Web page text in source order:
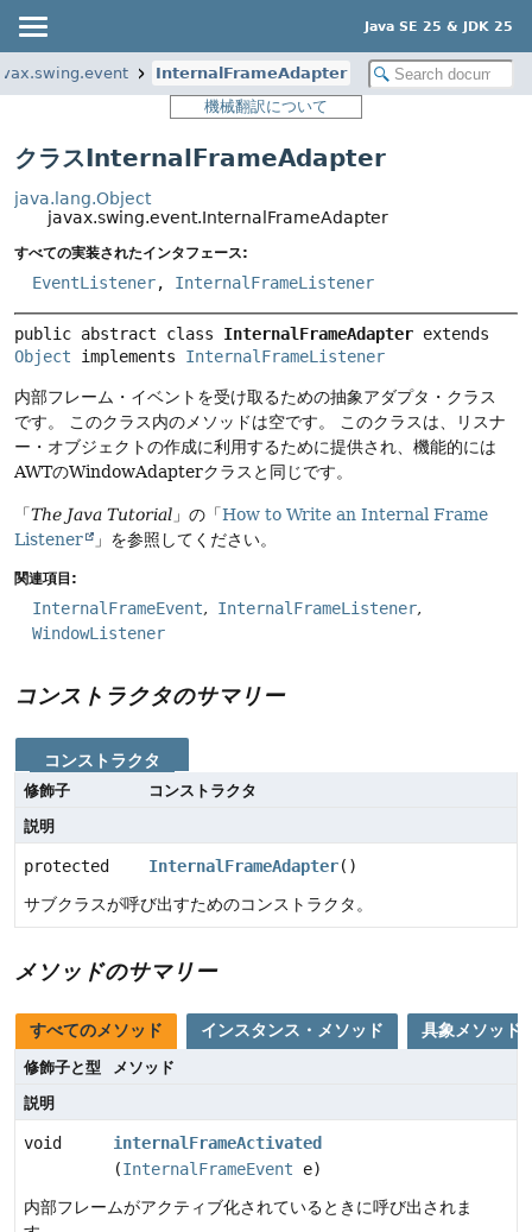
Java SE 25 & JDK 25
InternalFrameAdapter
機械翻訳について
クラスInternalFrameAdapter
java.lang.Object
javax.swing.event.InternalFrameAdapter
すべての実装されたインタフェース:
EventListener, InternalFrameListener
public abstract class InternalFrameAdapter
Object implements InternalFrameListener
内部フレーム・イベントを受け取るための抽象アダプタ・クラス
です。
このクラス内のメソッドは空です。
このクラスは、リスナ
ー・オブジェクトの作成に利用するために提供され、機能的には
AWTのWindowAdapterクラスと同じです。
「The Java Tutorial 」の「How to Write an Internal Frame
Listener
」を参照してください。
関連項目:
InternalFrameEvent
InternalFrameListener
WindowListener
コンストラクタのサマリー
コンストラクタ
修飾子
コンストラクタ
説明
protected InternalFrameAdapter()
サブクラスが呼び出すためのコンストラクタ。
メソッドのサマリー
すべてのメソッド インスタンス・メソッド 具象メソッド
修飾子と型
メソッド
説明
void
internalFrameActivated
(InternalFrameEvent e)
内部フレームがアクティブ化されているときに呼び出されま